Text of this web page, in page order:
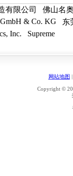
有限公司
佛山名
& Co. KG
东
Inc. Supreme
网站地图
Copyright ©